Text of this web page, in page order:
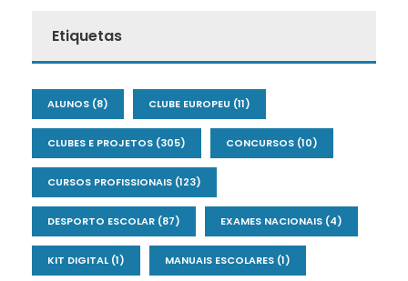
Etiquetas
ALUNOS (8) CLUBE EUROPEU (11)
CLUBES E PROJETOS (305) CONCURSOS (10)
CURSOS PROFISSIONAIS (123)
DESPORTO ESCOLAR (87) EXAMES NACIONAIS (4)
KIT DIGITAL(1) MANUAIS ESCOLARES (1)